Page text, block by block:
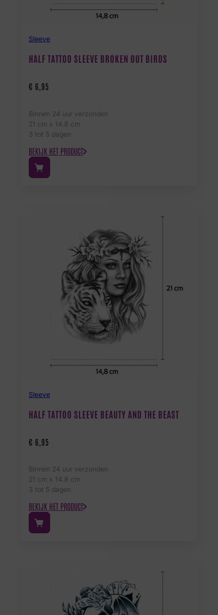
Sleeve
HALF TATTOO SLEEVE BROKEN OUT BIRDS
€ 6,95
Binnen 24 uur verzonden
21 cm x 14.8 cm
3 tot 5 dagen
BEKIJK HET PRODUCT
Sleeve
HALF TATTOO SLEEVE BEAUTY AND THE BEAST
€ 6,95
Binnen 24 uur verzonden
21 cm x 14.8 cm
3 tot 5 dagen
BEKIJK HET PRODUCT